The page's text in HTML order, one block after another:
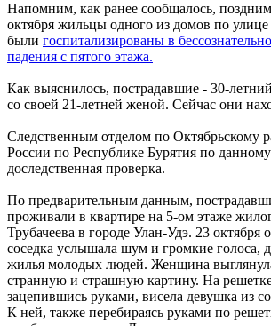
Напомним, как ранее сообщалось,
октября жильцы одного из домов по улице
были госпитализированы в
падения с пятого этажа.
Как выяснилось, пострадавшие - 30-
со своей 21-летней женой. Сейчас они
Следственным отделом по Октябрьскому
России по Республике Бурятия по
доследственная проверка.
По предварительным данным,
проживали в квартире на 5-ом этаже
Трубачеева в городе Улан-Удэ. 23 октября
соседка услышала шум и громкие голоса,
жилья молодых людей. Женщина
странную и страшную картину. На
зацепившись руками, висела девушка из
К ней, также перебираясь руками по